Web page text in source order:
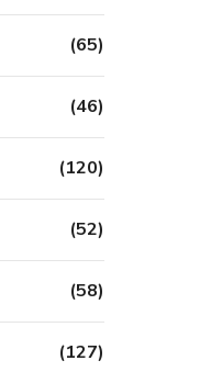
(65)
(46)
(120)
(52)
(58)
(127)